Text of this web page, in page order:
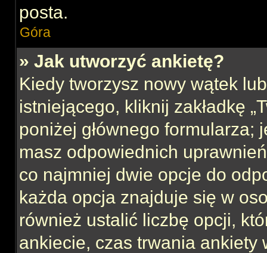
posta.
Góra
» Jak utworzyć ankietę?
Kiedy tworzysz nowy wątek
istniejącego, kliknij zakładkę
poniżej głównego formularza;
masz odpowiednich
co najmniej dwie opcje do
każda opcja znajduje się w
również ustalić liczbę opcji,
ankiecie, czas trwania ankiety